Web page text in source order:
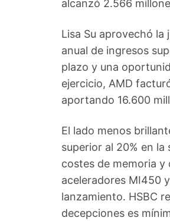
alcanzó 2.566
Lisa Su aprovechó
anual de ingresos
plazo y una
ejercicio, AMD
aportando 16.600
El lado menos
superior al 20% en la
costes de memoria y
aceleradores MI450
lanzamiento. HSBC
decepciones es